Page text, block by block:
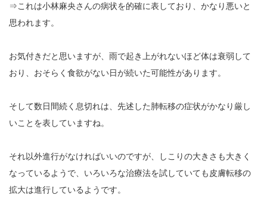
⇒これは小林麻央さんの病状を的確に表しており、かなり悪いと
思われます。
お気付きだと思いますが、雨で起き上がれないほど体は衰弱して
おり、おそらく食欲がない日が続いた可能性があります。
そして数日間続く息切れは、先述した肺転移の症状がかなり厳し
いことを表していますね。
それ以外進行がなければいいのですが、しこりの大きさも大きく
なっているようで、いろいろな治療法を試していても皮膚転移の
拡大は進行しているようです。